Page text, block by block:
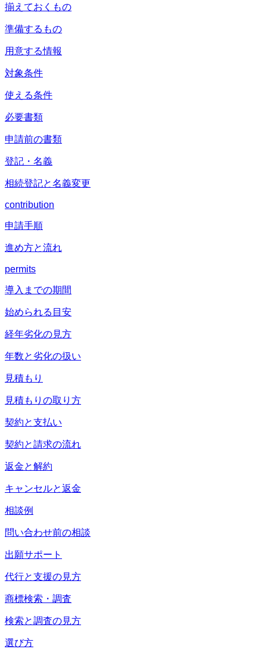
揃えておくもの
準備するもの
用意する情報
対象条件
使える条件
必要書類
申請前の書類
登記・名義
相続登記と名義変更
contribution
申請手順
進め方と流れ
permits
導入までの期間
始められる目安
経年劣化の見方
年数と劣化の扱い
見積もり
見積もりの取り方
契約と支払い
契約と請求の流れ
返金と解約
キャンセルと返金
相談例
問い合わせ前の相談
出願サポート
代行と支援の見方
商標検索・調査
検索と調査の見方
選び方